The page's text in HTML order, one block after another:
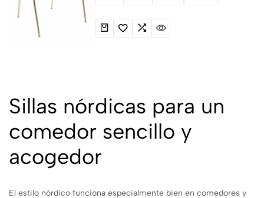
Sillas nórdicas para un
comedor sencillo y
acogedor
El estilo nórdico funciona especialmente bien en comedores y